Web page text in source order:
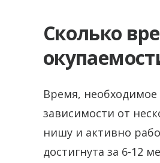
Сколько
Время,
зависимости от
нишу и активно
достигнута за 6-12